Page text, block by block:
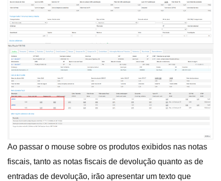
Ao passar o mouse sobre os produtos exibidos nas notas
fiscais, tanto as notas fiscais de devolução quanto as de
entradas de devolução, irão apresentar um texto que